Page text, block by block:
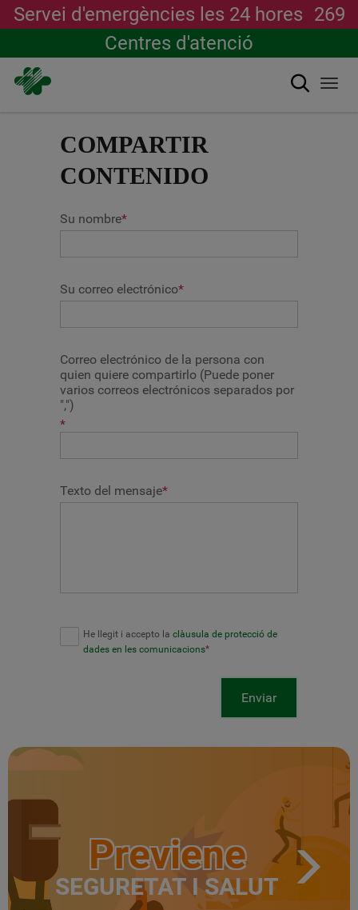
Servei d'emergències les 24 hores 269
Centres d'atenció
Cerca
COMPARTIR
CONTENIDO
Su nombre*
Su correo electrónico*
Correo electrónico de la persona con
quien quiere compartirlo (Puede poner
varios correos electrónicos separados por
",")
*
Texto del mensaje*
He llegit i accepto la clàusula de protecció de
dades en les comunicacions*
Enviar
Previene
SEGURETAT I SALUT